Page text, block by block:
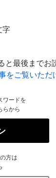
字
最後までお
をご覧いただ
ワードを
らから
方は